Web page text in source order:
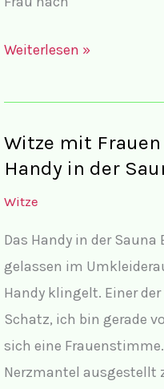
Wahre
Geschichten
Weiterlesen »
Witze mit
Handy in der
Witze
Das Handy in der
gelassen im
Handy klingelt. Einer
Schatz, ich bin gerade
sich eine
Nerzmantel ausgestellt